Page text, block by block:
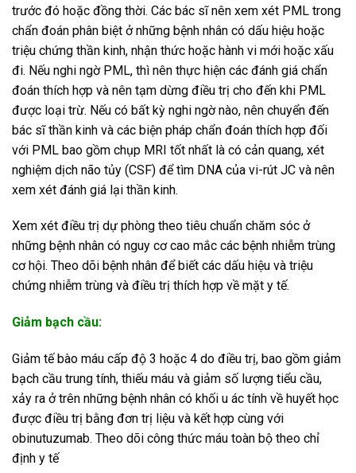
trước đó hoặc đồng thời. Các bác sĩ nên xem xét PML trong
chẩn đoán phân biệt ở những bệnh nhân có dấu hiệu hoặc
triệu chứng thần kinh, nhận thức hoặc hành vi mới hoặc xấu
đi. Nếu nghi ngờ PML, thì nên thực hiện các đánh giá chẩn
đoán thích hợp và nên tạm dừng điều trị cho đến khi PML
được loại trừ. Nếu có bất kỳ nghi ngờ nào, nên chuyển đến
bác sĩ thần kinh và các biện pháp chẩn đoán thích hợp đối
với PML bao gồm chụp MRI tốt nhất là có cản quang, xét
nghiệm dịch não tủy (CSF) để tìm DNA của vi-rút JC và nên
xem xét đánh giá lại thần kinh.
Xem xét điều trị dự phòng theo tiêu chuẩn chăm sóc ở
những bệnh nhân có nguy cơ cao mắc các bệnh nhiễm trùng
cơ hội. Theo dõi bệnh nhân để biết các dấu hiệu và triệu
chứng nhiễm trùng và điều trị thích hợp về mặt y tế.
Giảm bạch cầu:
Giảm tế bào máu cấp độ 3 hoặc 4 do điều trị, bao gồm giảm
bạch cầu trung tính, thiếu máu và giảm số lượng tiểu cầu,
xảy ra ở trên những bệnh nhân có khối u ác tính về huyết học
được điều trị bằng đơn trị liệu và kết hợp cùng với
obinutuzumab. Theo dõi công thức máu toàn bộ theo chỉ
định y tế